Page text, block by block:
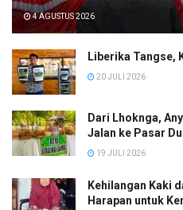
4 AGUSTUS 2026
Liberika Tangse,
20 JULI 2026
Dari Lhoknga,
Jalan ke Pasar
19 JULI 2026
Kehilangan Kaki
Harapan untuk